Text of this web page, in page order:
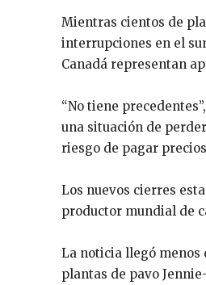
Mientras cientos de
interrupciones en el
Canadá representan
“No tiene
una situación de
riesgo de pagar
Los nuevos cierres
productor mundial de
La noticia llegó menos
plantas de pavo